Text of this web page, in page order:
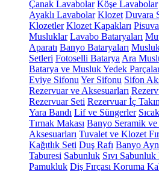
Çanak Lavabolar Köşe Lavabolar
Ayaklı Lavabolar Klozet Duvara
Klozetler Klozet Kapakları
Musluklar Lavabo Bataryaları
Aparatı Banyo Bataryaları
Setleri Fotoselli Batarya Ara
Batarya ve Musluk Yedek
Eviye Sifonu Yer Sifonu Sifon
Rezervuar ve Aksesuarları
Rezervuar Seti Rezervuar İç
Yara Bandı Lif ve Süngerler
Tırnak Makası Banyo Seramik ve
Aksesuarları Tuvalet ve Klozet
Kağıtlık Seti Duş Rafı Banyo
Taburesi Sabunluk Sıvı Sabunluk
Pamukluk Diş Fırçası Koruma